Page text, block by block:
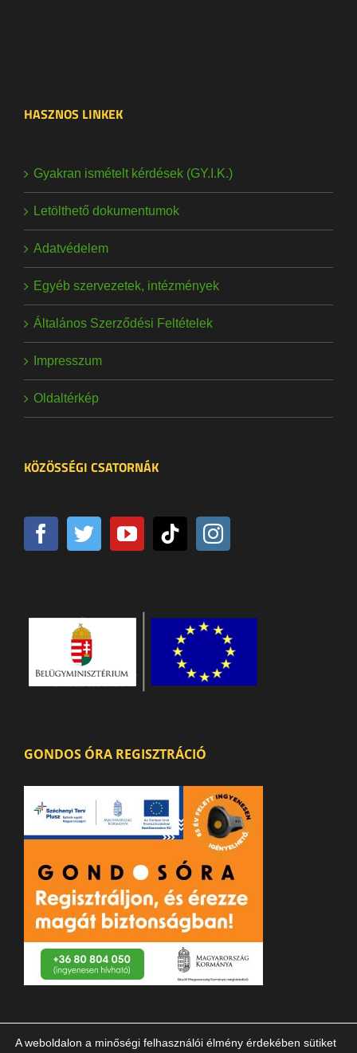
HASZNOS LINKEK
Gyakran ismételt kérdések (GY.I.K.)
Letölthető dokumentumok
Adatvédelem
Egyéb szervezetek, intézmények
Általános Szerződési Feltételek
Impresszum
Oldaltérkép
KÖZÖSSÉGI CSATORNÁK
GONDOS ÓRA REGISZTRÁCIÓ
A weboldalon a minőségi felhasználói élmény érdekében sütiket